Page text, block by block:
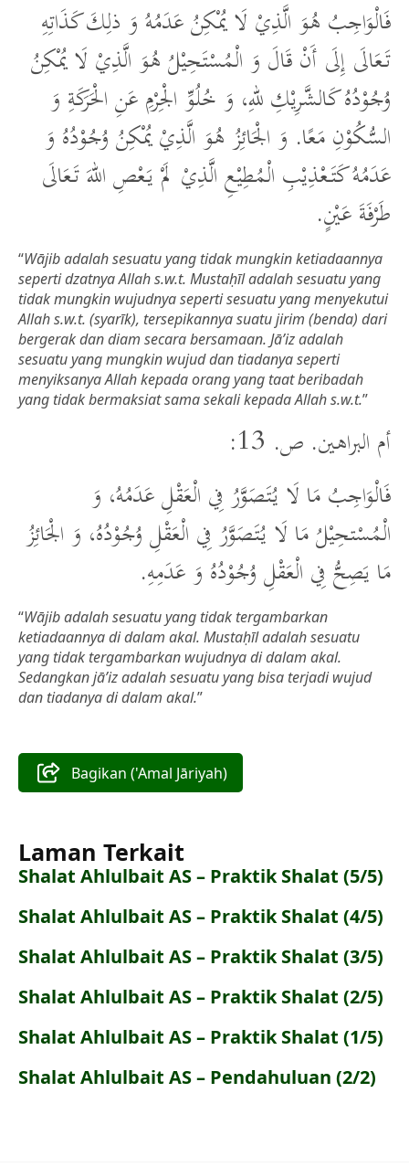
فَالْوَاجِبُ هُوَ الَّذِيْ لَا يُمْكِنُ عَدَمُهُ وَ ذلِكَ كَذَاتِهِ
تَعَالَى إِلَى أَنْ قَالَ وَ الْمُسْتَحِيْلُ هُوَ الَّذِيْ لَا يُمْكِنُ
وُجُوْدُهُ كَالشَّرِيْكِ للهِ، وَ خُلُوِّ الْجِرْمِ عَنِ الْحَرَكَةِ وَ
السُّكُوْنِ مَعًا. وَ الْجَائِزُ هُوَ الَّذِيْ يُمْكِنُ وُجُوْدُهُ وَ
عَدَمُهُ كَتَعْذِيْبِ الْمُطِيْعِ الَّذِيْ لَمْ يَعْصِ اللهَ تَعَالَى
طَرْفَةَ عَيْنٍ.
“Wājib adalah sesuatu yang tidak mungkin ketiadaannya
seperti dzatnya Allah s.w.t. Mustaḥīl adalah sesuatu yang
tidak mungkin wujudnya seperti sesuatu yang menyekutui
Allah s.w.t. (syarīk), tersepikannya suatu jirim (benda) dari
bergerak dan diam secara bersamaan. Jā’iz adalah
sesuatu yang mungkin wujud dan tiadanya seperti
menyiksanya Allah kepada orang yang taat beribadah
yang tidak bermaksiat sama sekali kepada Allah s.w.t.”
أم البراهين. ص. 13:
فَالْوَاجِبُ مَا لَا يُتَصَوَّرُ فِي الْعَقْلِ عَدَمُهُ، وَ
الْمُسْتحِيْلُ مَا لَا يُتَصَوَّرُ فِي الْعَقْلِ وُجُوْدُهُ، وَ الْجَائِزُ
مَا يَصِحُّ فِي الْعَقْلِ وُجُوْدُهُ وَ عَدَمِهِ.
“Wājib adalah sesuatu yang tidak tergambarkan
ketiadaannya di dalam akal. Mustaḥīl adalah sesuatu
yang tidak tergambarkan wujudnya di dalam akal.
Sedangkan jā’iz adalah sesuatu yang bisa terjadi wujud
dan tiadanya di dalam akal.”
Bagikan ('Amal Jāriyah)
Laman Terkait
Shalat Ahlulbait AS – Praktik Shalat (5/5)
Shalat Ahlulbait AS – Praktik Shalat (4/5)
Shalat Ahlulbait AS – Praktik Shalat (3/5)
Shalat Ahlulbait AS – Praktik Shalat (2/5)
Shalat Ahlulbait AS – Praktik Shalat (1/5)
Shalat Ahlulbait AS – Pendahuluan (2/2)